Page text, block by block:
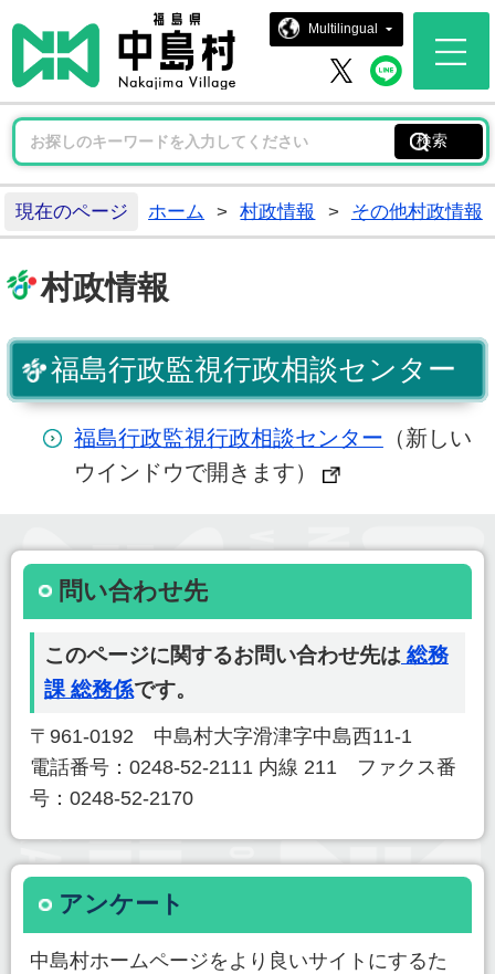
中島村ホ
Multilingual
中島村 X中島
現在のページ ホーム > 村政情報 > その他村政情報
村政情報
福島行政監視行政相談センター
福島行政監視行政相談センター （新しい
ウインドウで開きます）
問い合わせ先
このページに関するお問い合わせ先は 総務
課 総務係です。
〒961-0192 中島村大字滑津字中島西11-1
電話番号：0248-52-2111 内線 211 ファクス番
号：0248-52-2170
アンケート
中島村ホームページをより良いサイトにするた